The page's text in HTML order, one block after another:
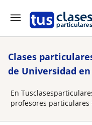
Clases
de Universidad
En
profesores particulares